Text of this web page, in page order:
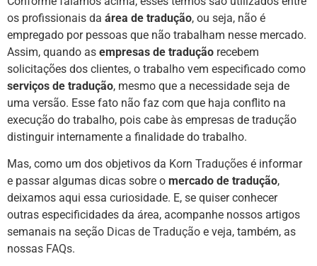
os profissionais da área de tradução, ou seja, não é
empregado por pessoas que não trabalham nesse mercado.
Assim, quando as empresas de tradução recebem
solicitações dos clientes, o trabalho vem especificado como
serviços de tradução, mesmo que a necessidade seja de
uma versão. Esse fato não faz com que haja conflito na
execução do trabalho, pois cabe às empresas de tradução
distinguir internamente a finalidade do trabalho.
Mas, como um dos objetivos da Korn Traduções é informar
e passar algumas dicas sobre o mercado de tradução,
deixamos aqui essa curiosidade. E, se quiser conhecer
outras especificidades da área, acompanhe nossos artigos
semanais na seção Dicas de Tradução e veja, também, as
nossas FAQs.